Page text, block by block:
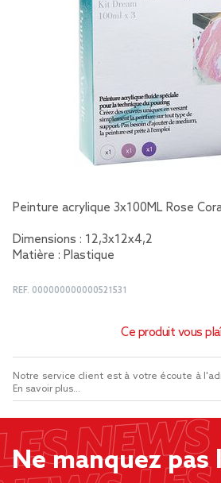
Peinture acrylique 3x100ML Rose
Dimensions : 12,3x12x4,2
Matière : Plastique
REF. 000000000000521531
Ce produit vous
Notre service client est à votre écoute à
En savoir plus...
Ne manquez pas